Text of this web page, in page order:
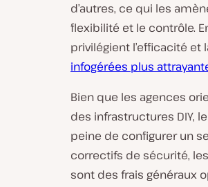
d’autres, ce qui les
flexibilité et le contrôle.
privilégient l’efficacité et
infogérées plus
Bien que les agences
des infrastructures DIY,
peine de configurer un
correctifs de sécurité,
sont des frais généraux